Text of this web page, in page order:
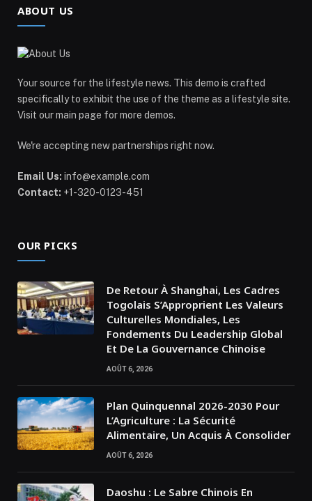
ABOUT US
Your source for the lifestyle news. This demo is crafted
specifically to exhibit the use of the theme as a lifestyle site.
Visit our main page for more demos.
We're accepting new partnerships right now.
Email Us: info@example.com
Contact: +1-320-0123-451
OUR PICKS
De Retour À Shanghai, Les Cadres
Togolais S’Approprient Les Valeurs
Culturelles Mondiales, Les
Fondements Du Leadership Global
Et De La Gouvernance Chinoise
AOÛT 6, 2026
Plan Quinquennal 2026-2030 Pour
L’Agriculture : La Sécurité
Alimentaire, Un Acquis À Consolider
AOÛT 6, 2026
Daoshu : Le Sabre Chinois En